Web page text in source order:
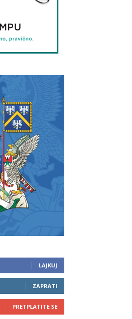
LAJKUJ
ZAPRATI
PRETPLATITE SE